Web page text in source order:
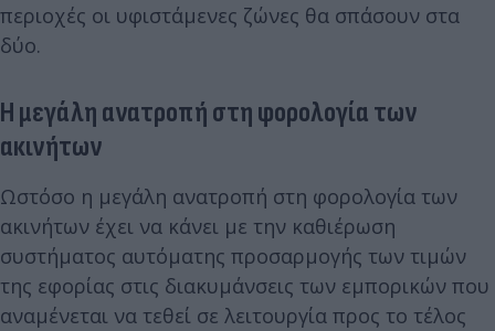
περιοχές οι υφιστάμενες ζώνες θα σπάσουν στα
δύο.
Η μεγάλη ανατροπή στη φορολογία των
ακινήτων
Ωστόσο η μεγάλη ανατροπή στη φορολογία των
ακινήτων έχει να κάνει με την καθιέρωση
συστήματος αυτόματης προσαρμογής των τιμών
της εφορίας στις διακυμάνσεις των εμπορικών που
αναμένεται να τεθεί σε λειτουργία προς το τέλος